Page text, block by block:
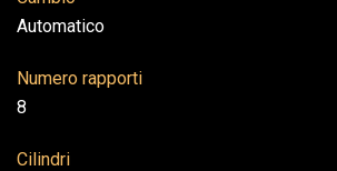
Automatico
Numero rapporti
8
Cilindri